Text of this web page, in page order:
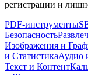
регистрации и
PDF-инструменты
Безопасность
Изображения и
и СтатистикаАудио
Текст и Контент